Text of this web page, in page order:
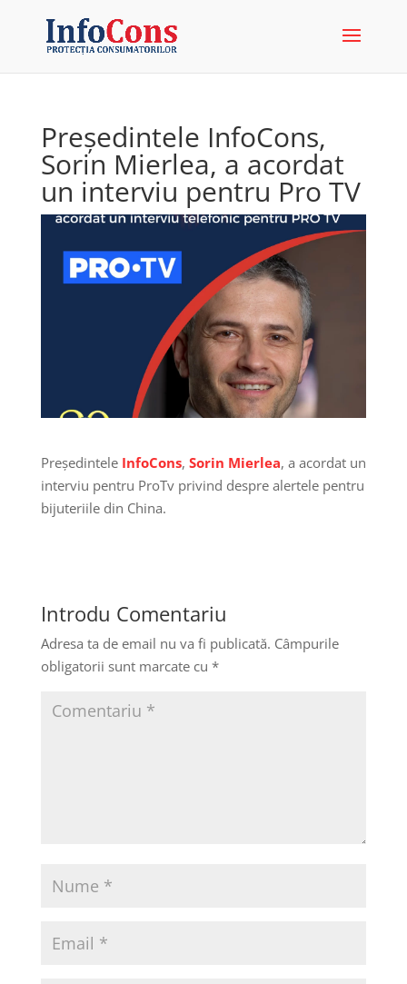
Președintele InfoCons,
Sorin Mierlea, a acordat
un interviu pentru Pro TV
Președintele InfoCons, Sorin Mierlea, a acordat un
interviu pentru ProTv privind despre alertele pentru
bijuteriile din China.
Introdu Comentariu
Adresa ta de email nu va fi publicată. Câmpurile
obligatorii sunt marcate cu *